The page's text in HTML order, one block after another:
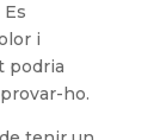
i
podria
ho.